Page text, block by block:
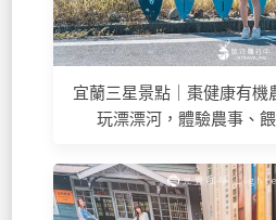
宜蘭三星景點｜棗健康有機
玩漂漂河，體驗農事、